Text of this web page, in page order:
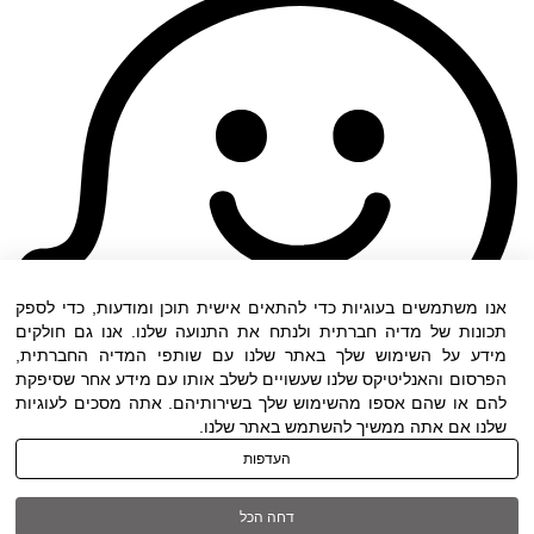
תנאי שימוש|הצהרת נגישות| כל הזכויות שמורות
אנו משתמשים בעוגיות כדי להתאים אישית תוכן ומודעות, כדי לספק
תכונות של מדיה חברתית ולנתח את התנועה שלנו. אנו גם חולקים
מידע על השימוש שלך באתר שלנו עם שותפי המדיה החברתית,
הפרסום והאנליטיקס שלנו שעשויים לשלב אותו עם מידע אחר שסיפקת
להם או שהם אספו מהשימוש שלך בשירותיהם. אתה מסכים לעוגיות
שלנו אם אתה ממשיך להשתמש באתר שלנו.
העדפות
דחה הכל